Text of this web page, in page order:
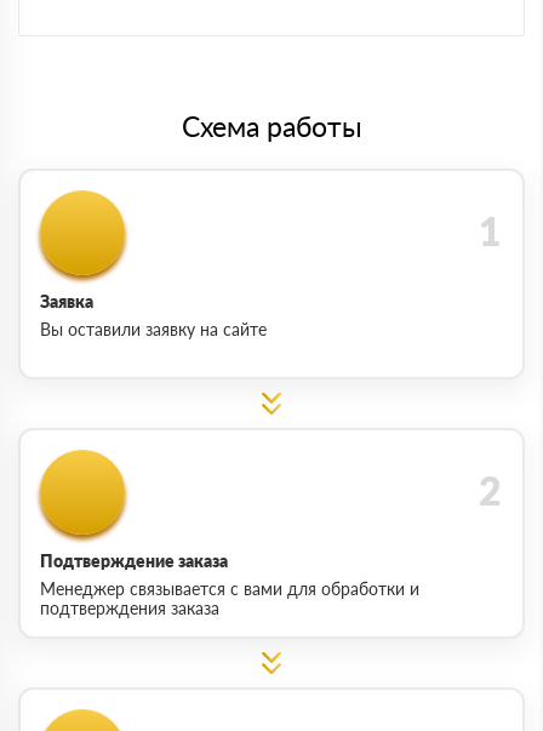
Схема работы
Заявка
Вы оставили заявку на сайте
Подтверждение заказа
Менеджер связывается с вами для обработки и
подтверждения заказа